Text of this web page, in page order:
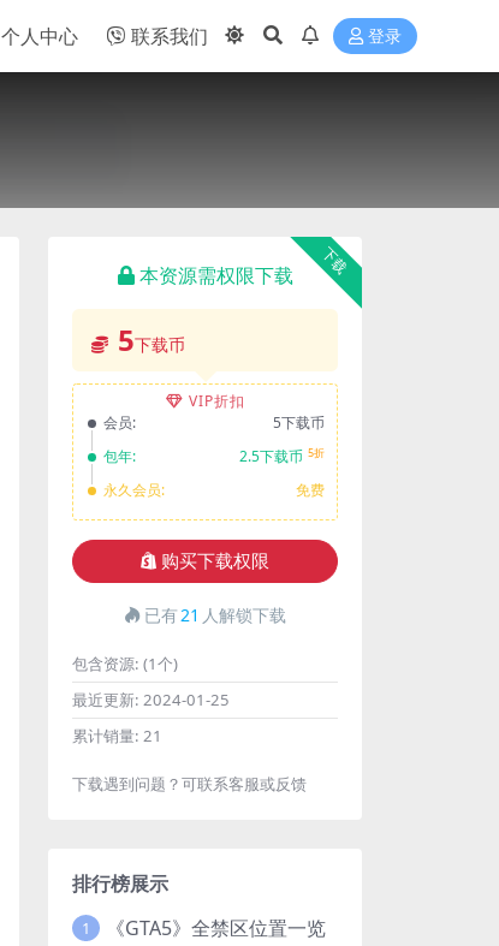
个人中心 联系我们 登录
下载
本资源需权限下载
5下载币
VIP折扣
会员:
5下载币
包年:
2.5下载币 5折
永久会员: 免费
购买下载权限
已有21 人解锁下载
包含资源: (1个)
最近更新: 2024-01-25
累计销量: 21
下载遇到问题？可联系客服或反馈
排行榜展示
1 《GTA5》全禁区位置一览